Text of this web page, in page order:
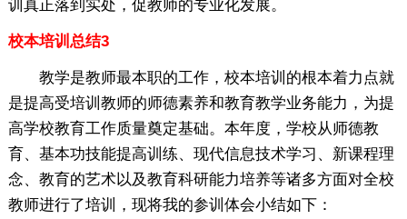
训真正落到实处，促教师的专业化发展。
校本培训总结3
教学是教师最本职的工作，校本培训的根本着力点就
是提高受培训教师的师德素养和教育教学业务能力，为提
高学校教育工作质量奠定基础。本年度，学校从师德教
育、基本功技能提高训练、现代信息技术学习、新课程理
念、教育的艺术以及教育科研能力培养等诸多方面对全校
教师进行了培训，现将我的参训体会小结如下：